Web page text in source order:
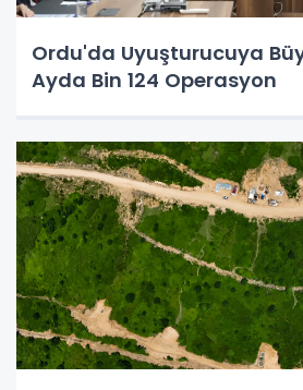
Ordu'da Uyuşturucuya
Ayda Bin 124 Operasyon